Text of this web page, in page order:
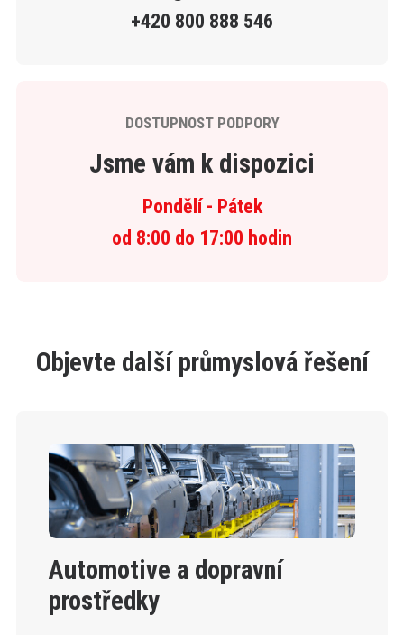
+420 800 888 546
DOSTUPNOST PODPORY
Jsme vám k dispozici
Pondělí - Pátek
od 8:00 do 17:00 hodin
Objevte další průmyslová řešení
Automotive a dopravní
prostředky